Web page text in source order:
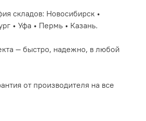
складов: Новосибирск •
• Уфа • Пермь • Казань.
— быстро, надежно, в любой
от производителя на все